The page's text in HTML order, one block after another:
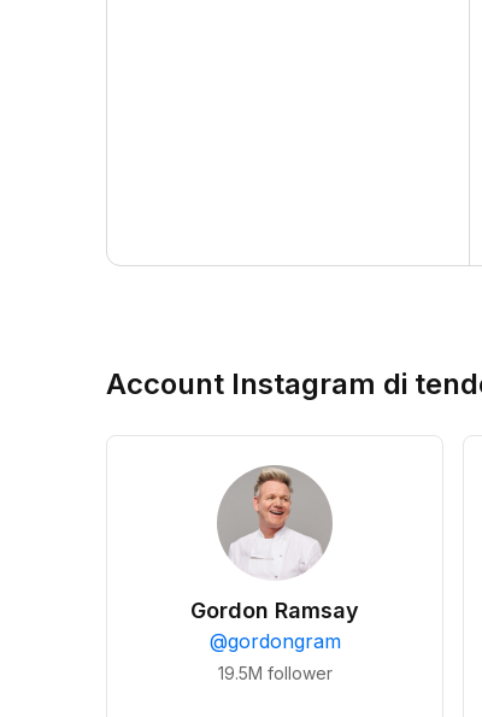
Account Instagram di
Gordon Ramsay
@gordongram
19.5M follower